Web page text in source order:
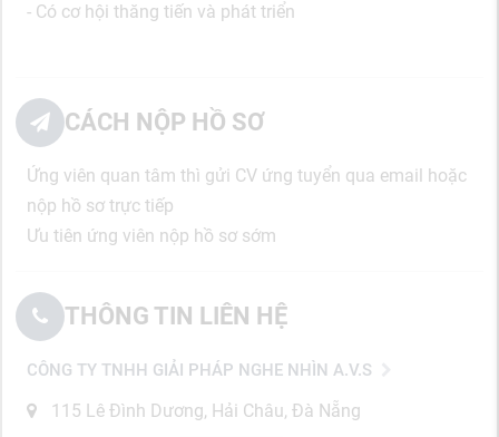
- Có cơ hội thăng tiến và phát triển
CÁCH NỘP HỒ SƠ
Ứng viên quan tâm thì gửi CV ứng tuyển qua email hoặc
nộp hồ sơ trực tiếp
Ưu tiên ứng viên nộp hồ sơ sớm
THÔNG TIN LIÊN HỆ
CÔNG TY TNHH GIẢI PHÁP NGHE NHÌN A.V.S
115 Lê Đình Dương, Hải Châu, Đà Nẵng